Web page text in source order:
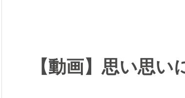
【動画】思い思